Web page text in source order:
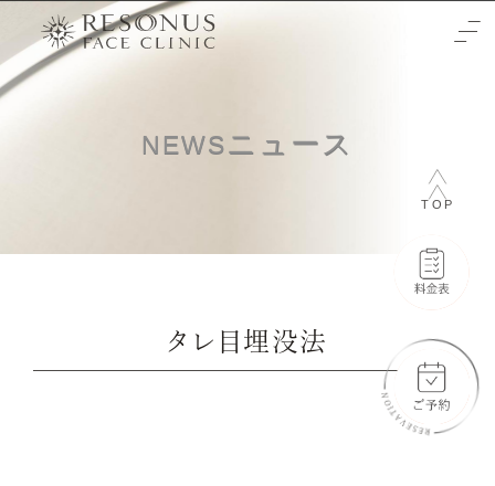
クリニックについて
-初めての方へ
-輪郭3点
料金表
TOP
NEWSニュース
タレ目埋没法